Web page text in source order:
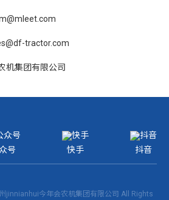
tractor.com
号 快手 抖音
jinnianhui今年会农机集团有限公司 All Rights